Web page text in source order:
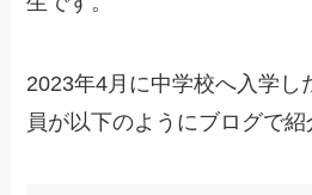
2023年4月に中学校へ入学し
員が以下のようにブログで紹